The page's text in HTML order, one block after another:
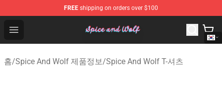
FREE shipping on orders over $100
Open menu
Spice And Wolf Store - Official Spice And Wolf
홈/Spice And Wolf 제품정보/Spice And Wolf T-셔츠